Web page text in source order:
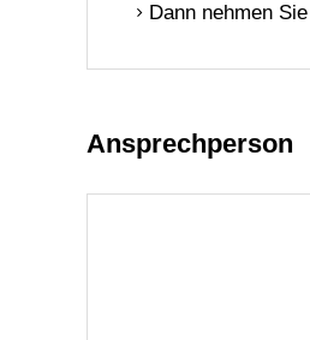
Dann nehmen
Ansprechperson